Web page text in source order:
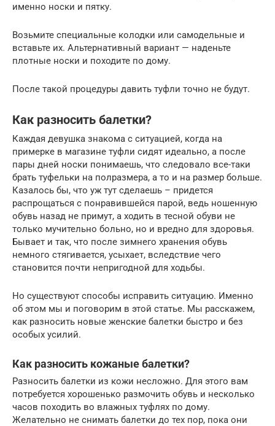
именно носки и пятку.
Возьмите специальные колодки или самодельные и
вставьте их. Альтернативный вариант — наденьте
плотные носки и походите по дому.
После такой процедуры давить туфли точно не будут.
Как разносить балетки?
Каждая девушка знакома с ситуацией, когда на
примерке в магазине туфли сидят идеально, а после
пары дней носки понимаешь, что следовало все-таки
брать туфельки на полразмера, а то и на размер больше.
Казалось бы, что уж тут сделаешь – придется
распрощаться с понравившейся парой, ведь ношенную
обувь назад не примут, а ходить в тесной обуви не
только мучительно больно, но и вредно для здоровья.
Бывает и так, что после зимнего хранения обувь
немного стягивается, усыхает, вследствие чего
становится почти непригодной для ходьбы.
Но существуют способы исправить ситуацию. Именно
об этом мы и поговорим в этой статье. Мы расскажем,
как разносить новые женские балетки быстро и без
особых усилий.
Как разносить кожаные балетки?
Разносить балетки из кожи несложно. Для этого вам
потребуется хорошенько размочить обувь и несколько
часов походить во влажных туфлях по дому.
Желательно не снимать балетки до тех пор, пока они